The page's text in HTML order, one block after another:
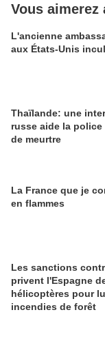
Vous aimerez
L'ancienne
aux États-Unis
Thaïlande: une
russe aide la
de meurtre
La France que je
en flammes
Les sanctions
privent l'Espagne
hélicoptères pour
incendies de forêt